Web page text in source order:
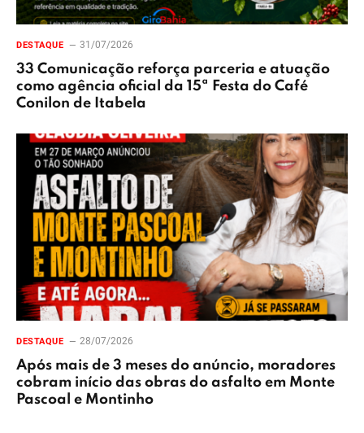
DESTAQUE 31/07/2026
33 Comunicação reforça parceria e atuação
como agência oficial da 15ª Festa do Café
Conilon de Itabela
DESTAQUE 28/07/2026
Após mais de 3 meses do anúncio, moradores
cobram início das obras do asfalto em Monte
Pascoal e Montinho